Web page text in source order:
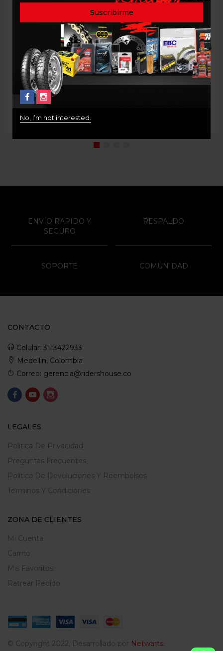
MANUAL DE SERVICIO
1200 GS K25
PASTILLAS DELANTERAS
No, I’m not interested.
ENVÍO RAPIDO Y
SEGURO
RESPALDO
SOPORTE COMUNIDAD
CONTACTO
Celular: 3113422933
Medellin, Colombia
Correo: gerencia@ridershouse.co
LEGALES
Politica De Privacidad
Preguntas Frecuentes
Política De Devoluciones Y Reembolsos
Terminos Y Condiciones
ZONA DE CLIENTES
Mi Cuenta
Carrito
Mis Favoritos
Ratrear Pedido
© Copyright 2022, Desarrollado por Netwarts.